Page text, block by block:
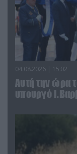
04.08.2026 | 15:02
Αυτή την ώρα
υπουργό